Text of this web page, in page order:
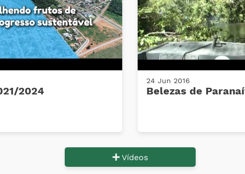
2024
24 Jun 2016
Belezas de
Vídeos